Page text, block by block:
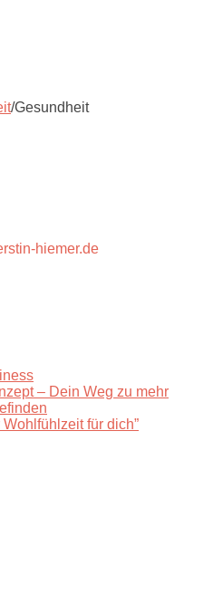
/Gesundheit
hiemer.de
– Dein Weg zu mehr
Wohlfühlzeit für dich”